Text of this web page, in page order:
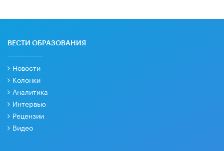
ВЕСТИ ОБРАЗОВАНИЯ
Новости
Колонки
Аналитика
Интервью
Рецензии
Видео